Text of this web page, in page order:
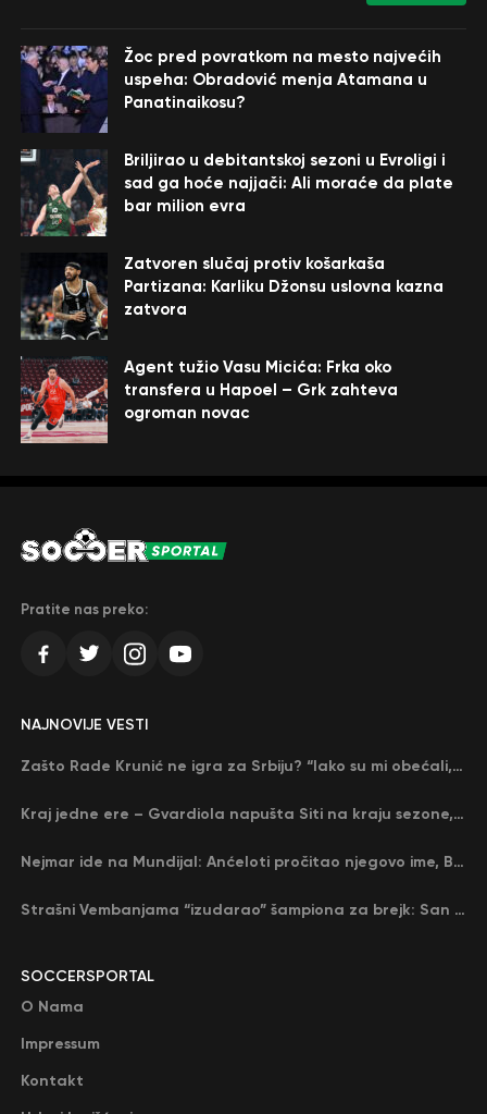
Žoc pred povratkom na mesto najvećih
uspeha: Obradović menja Atamana u
Panatinaikosu?
Briljirao u debitantskoj sezoni u Evroligi i
sad ga hoće najjači: Ali moraće da plate
bar milion evra
Zatvoren slučaj protiv košarkaša
Partizana: Karliku Džonsu uslovna kazna
zatvora
Agent tužio Vasu Micića: Frka oko
transfera u Hapoel – Grk zahteva
ogroman novac
Pratite nas preko:
SOCCERSPORTAL
O Nama
Impressum
Kontakt
NAJNOVIJE VESTI
Zašto Rade Krunić ne igra za Srbiju? “Iako su mi obećali, niko me nije zvao…”
Kraj jedne ere – Gvardiola napušta Siti na kraju sezone, menja ga njegov nekadašnji rival
Nejmar ide na Mundijal: Anćeloti pročitao njegovo ime, Brazil u delirijumu (VIDEO)
Strašni Vembanjama “izudarao” šampiona za brejk: San Antonio poveo protiv Oklahome